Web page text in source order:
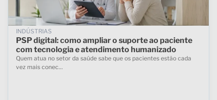
INDÚSTRIAS
PSP digital: como ampliar o suporte ao paciente
com tecnologia e atendimento humanizado
Quem atua no setor da saúde sabe que os pacientes estão cada
vez mais conec...